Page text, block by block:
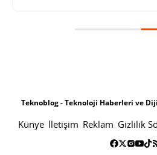
Teknoblog - Teknoloji Haberleri ve
Künye İletişim Reklam Gizlilik